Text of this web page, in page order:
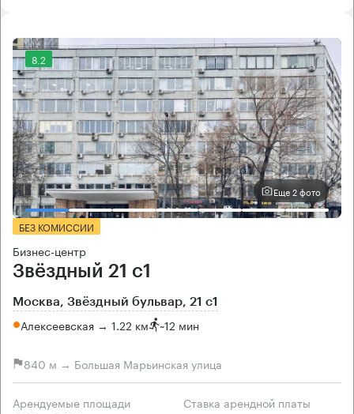
8.2
Еще 2 фото
БЕЗ КОМИССИИ
Бизнес-центр
Звёздный 21 с1
Москва, Звёздный бульвар, 21 с1
Алексеевская → 1.22 км ~12 мин
840 м → Большая Марьинская улица
Арендуемые площади Ставка арендной платы